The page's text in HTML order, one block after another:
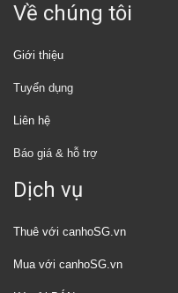
Về chúng tôi
Giới thiệu
Tuyển dụng
Liên hệ
Báo giá & hỗ trợ
Dịch vụ
Thuê với canhoSG.vn
Mua với canhoSG.vn